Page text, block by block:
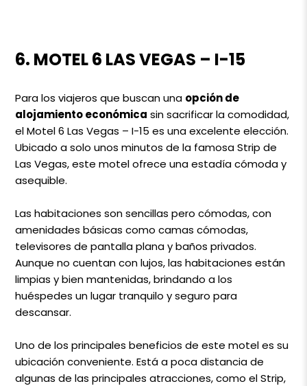
6. MOTEL 6 LAS VEGAS – I-15
Para los viajeros que buscan una opción de
alojamiento económica sin sacrificar la comodidad,
el Motel 6 Las Vegas – I-15 es una excelente elección.
Ubicado a solo unos minutos de la famosa Strip de
Las Vegas, este motel ofrece una estadía cómoda y
asequible.
Las habitaciones son sencillas pero cómodas, con
amenidades básicas como camas cómodas,
televisores de pantalla plana y baños privados.
Aunque no cuentan con lujos, las habitaciones están
limpias y bien mantenidas, brindando a los
huéspedes un lugar tranquilo y seguro para
descansar.
Uno de los principales beneficios de este motel es su
ubicación conveniente. Está a poca distancia de
algunas de las principales atracciones, como el Strip,